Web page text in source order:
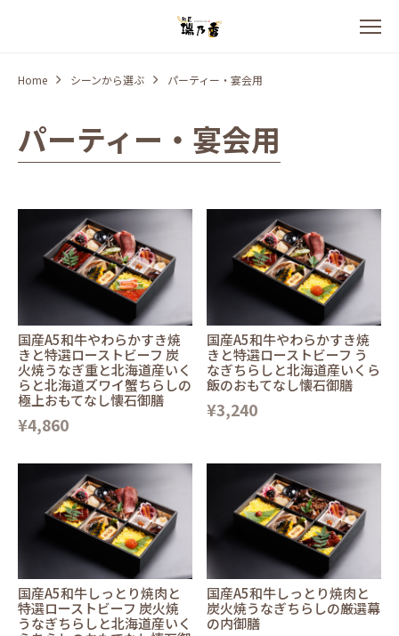
Home シーンから選ぶ パーティー・宴会用
パーティー・宴会用
国産A5和牛やわらかすき焼
きと特選ローストビーフ 炭
火焼うなぎ重と北海道産いく
らと北海道ズワイ蟹ちらしの
極上おもてなし懐石御膳
¥4,860
国産A5和牛やわらかすき焼
きと特選ローストビーフ う
なぎちらしと北海道産いくら
飯のおもてなし懐石御膳
¥3,240
国産A5和牛しっとり焼肉と
特選ローストビーフ 炭火焼
うなぎちらしと北海道産いく
国産A5和牛しっとり焼肉と
炭火焼うなぎちらしの厳選幕
の内御膳